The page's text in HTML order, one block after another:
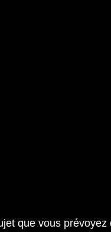
que vous prévoyez